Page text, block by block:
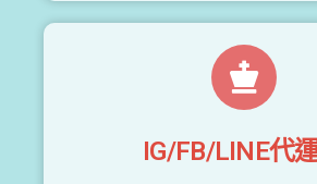
IG/FB/LINE代